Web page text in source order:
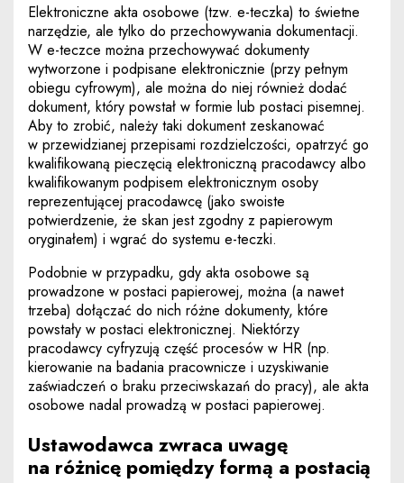
Elektroniczne akta osobowe (tzw. e-teczka) to świetne
narzędzie, ale tylko do przechowywania dokumentacji.
W e-teczce można przechowywać dokumenty
wytworzone i podpisane elektronicznie (przy pełnym
obiegu cyfrowym), ale można do niej również dodać
dokument, który powstał w formie lub postaci pisemnej.
Aby to zrobić, należy taki dokument zeskanować
w przewidzianej przepisami rozdzielczości, opatrzyć go
kwalifikowaną pieczęcią elektroniczną pracodawcy albo
kwalifikowanym podpisem elektronicznym osoby
reprezentującej pracodawcę (jako swoiste
potwierdzenie, że skan jest zgodny z papierowym
oryginałem) i wgrać do systemu e-teczki.
Podobnie w przypadku, gdy akta osobowe są
prowadzone w postaci papierowej, można (a nawet
trzeba) dołączać do nich różne dokumenty, które
powstały w postaci elektronicznej. Niektórzy
pracodawcy cyfryzują część procesów w HR (np.
kierowanie na badania pracownicze i uzyskiwanie
zaświadczeń o braku przeciwskazań do pracy), ale akta
osobowe nadal prowadzą w postaci papierowej.
Ustawodawca zwraca uwagę
na różnicę pomiędzy formą a postacią